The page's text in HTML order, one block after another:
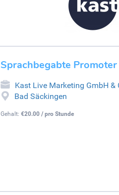
Sprachbegabte
Kast Live Marketing GmbH &
Bad Säckingen
Gehalt: €20.00 / pro Stunde